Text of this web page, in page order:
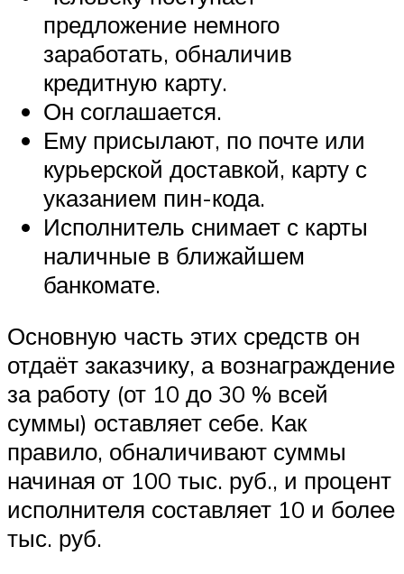
предложение немного
заработать, обналичив
кредитную карту.
Он соглашается.
Ему присылают, по почте или
курьерской доставкой, карту с
указанием пин-кода.
Исполнитель снимает с карты
наличные в ближайшем
банкомате.
Основную часть этих средств он
отдаёт заказчику, а вознаграждение
за работу (от 10 до 30 % всей
суммы) оставляет себе. Как
правило, обналичивают суммы
начиная от 100 тыс. руб., и процент
исполнителя составляет 10 и более
тыс. руб.